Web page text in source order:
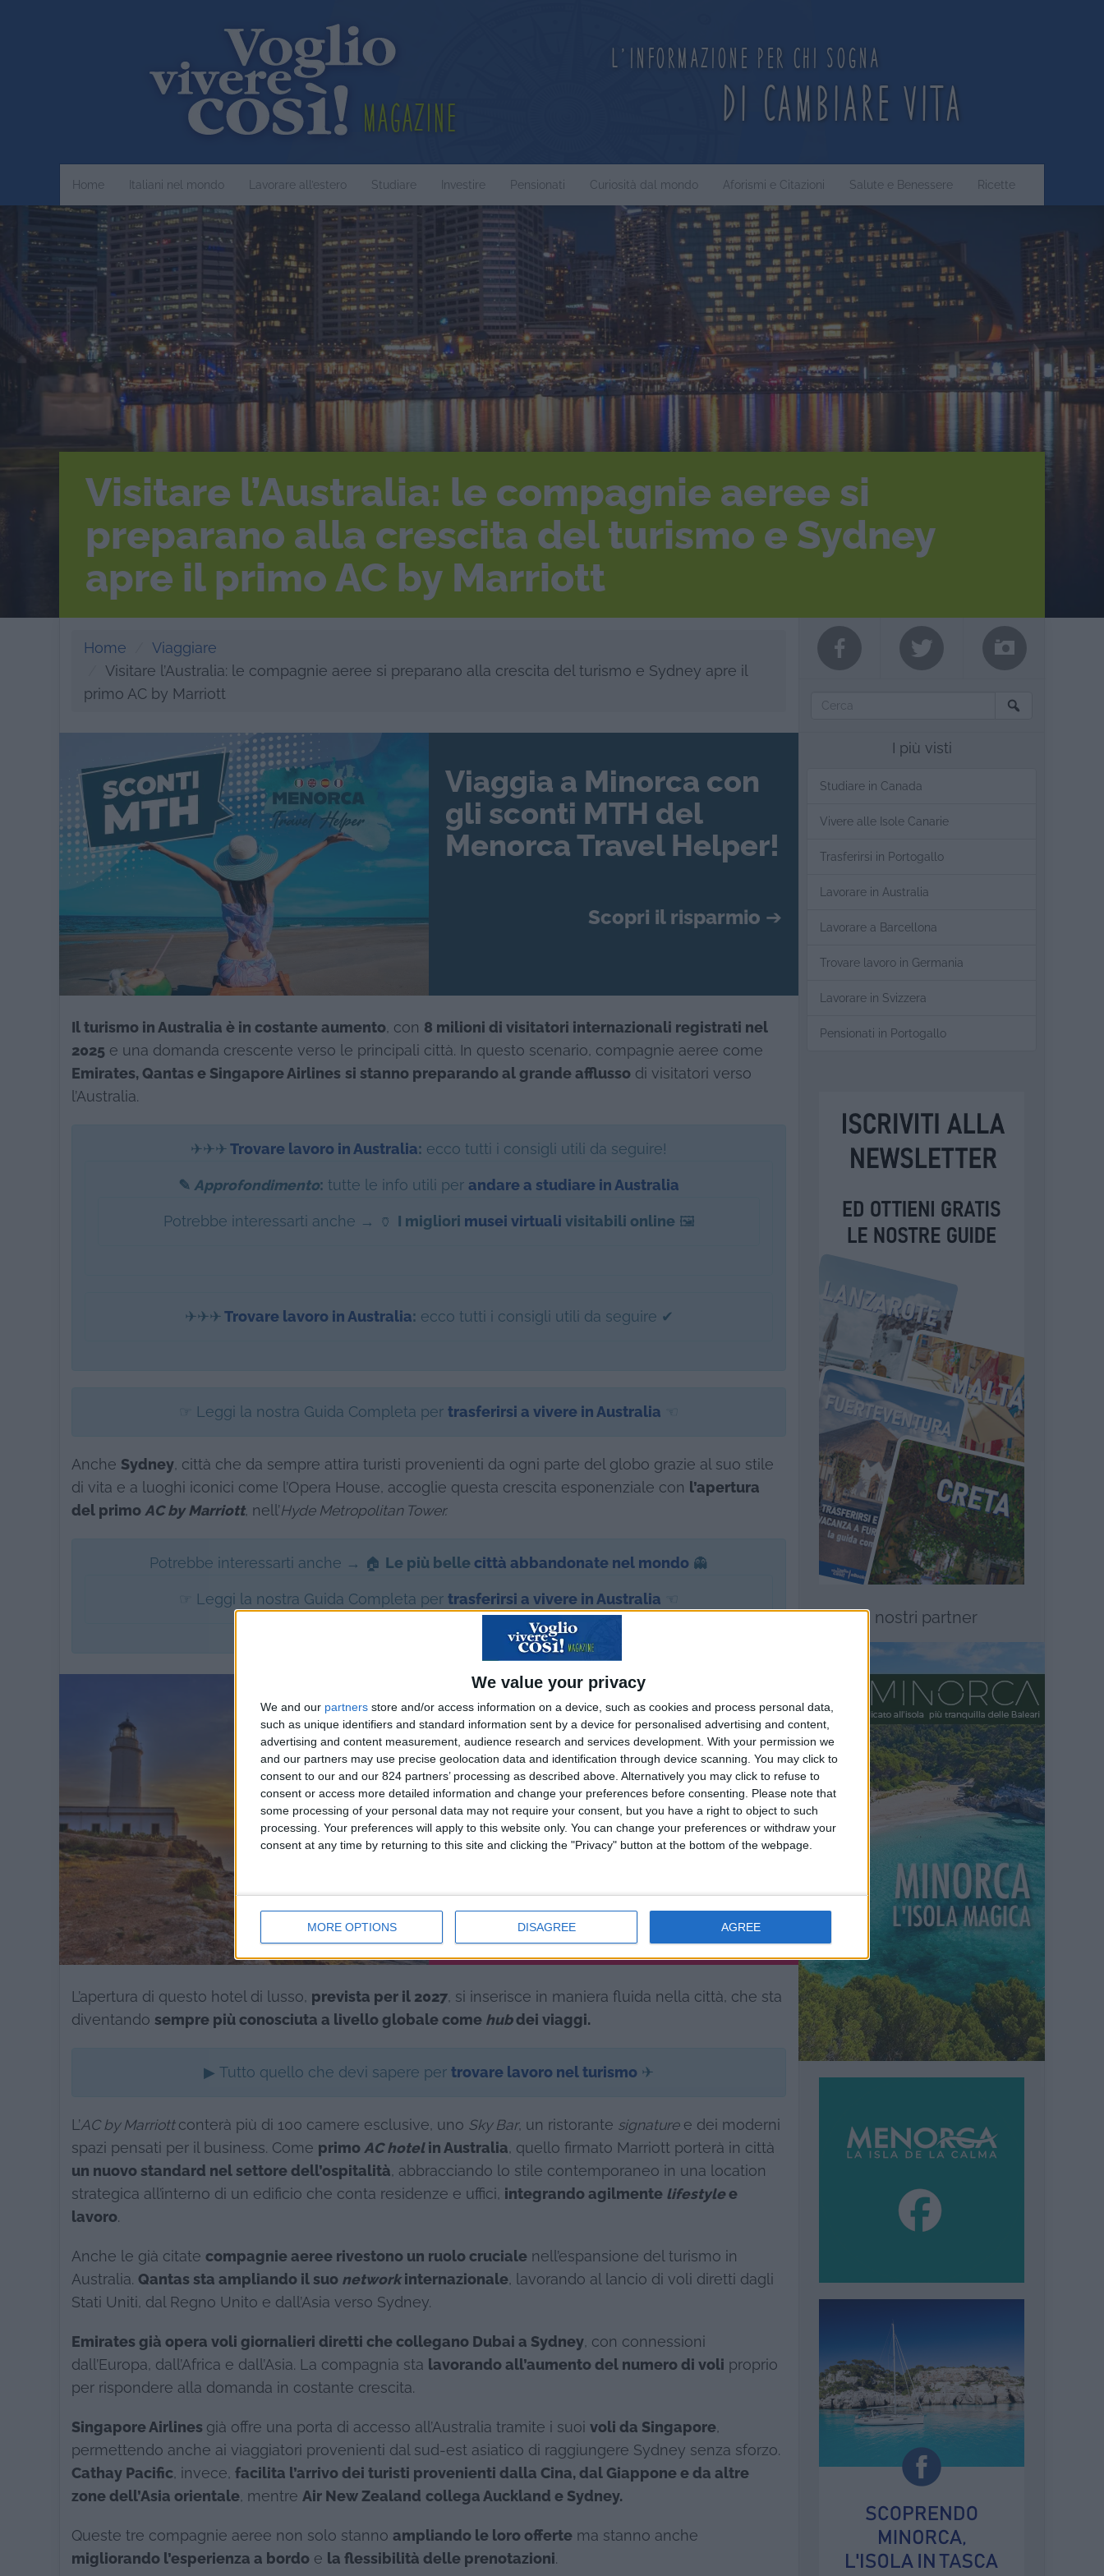
We value your privacy
We and our partners store and/or access information on a device, such as cookies and process personal data,
such as unique identifiers and standard information sent by a device for personalised advertising and content,
advertising and content measurement, audience research and services development. With your permission we
and our partners may use precise geolocation data and identification through device scanning. You may click to
consent to our and our 824 partners’ processing as described above. Alternatively you may click to refuse to
consent or access more detailed information and change your preferences before consenting. Please note that
some processing of your personal data may not require your consent, but you have a right to object to such
processing. Your preferences will apply to this website only. You can change your preferences or withdraw your
consent at any time by returning to this site and clicking the "Privacy" button at the bottom of the webpage.
MORE OPTIONS DISAGREE AGREE
Magazine
L'informazione per chi sogna
di cambiare vita
Home Italiani nel mondo Lavorare all’estero Studiare Investire Pensionati Curiosità dal mondo Aforismi e Citazioni Salute e Benessere Ricette
Visitare l’Australia: le compagnie aeree si
preparano alla crescita del turismo e Sydney
apre il primo AC by Marriott
Home
Viaggiare
Visitare l’Australia: le compagnie aeree si preparano alla crescita del turismo e Sydney apre il
primo AC by Marriott
Viaggia a Minorca con
gli sconti MTH del
Menorca Travel Helper!
Scopri il risparmio ➔
Il turismo in Australia è in costante aumento, con 8 milioni di visitatori internazionali registrati nel
2025 e una domanda crescente verso le principali città. In questo scenario, compagnie aeree come
Emirates, Qantas e Singapore Airlines si stanno preparando al grande afflusso di visitatori verso
l’Australia.
✈✈✈ Trovare lavoro in Australia: ecco tutti i consigli utili da seguire!
✎ Approfondimento: tutte le info utili per andare a studiare in Australia
Potrebbe interessarti anche → 🏺 I migliori musei virtuali visitabili online 🖼️
✈✈✈ Trovare lavoro in Australia: ecco tutti i consigli utili da seguire ✔
☞ Leggi la nostra Guida Completa per trasferirsi a vivere in Australia
Anche Sydney, città che da sempre attira turisti provenienti da ogni parte del globo grazie al suo stile
di vita e a luoghi iconici come l’Opera House, accoglie questa crescita esponenziale con l’apertura
del primo AC by Marriott, nell’Hyde Metropolitan Tower.
Potrebbe interessarti anche → 🏠 Le più belle città abbandonate nel mondo 👻
☞ Leggi la nostra Guida Completa per trasferirsi a vivere in Australia ☜
Le migliori escursioni
in italiano in tutto il
mondo
L’apertura di questo hotel di lusso, prevista per il 2027, si inserisce in maniera fluida nella città, che sta
diventando sempre più conosciuta a livello globale come hubdei viaggi.
▶ Tutto quello che devi sapere per trovare lavoro nel turismo ✈
L’AC by Marriott conterà più di 100 camere esclusive, uno Sky Bar, un ristorante signaturee dei moderni
spazi pensati per il business. Come primo AC hotelin Australia, quello firmato Marriott porterà in città
un nuovo standard nel settore dell’ospitalità, abbracciando lo stile contemporaneo in una location
strategica all’interno di un edificio che conta residenze e uffici, integrando agilmente lifestylee
lavoro.
Anche le già citate compagnie aeree rivestono un ruolo cruciale nell’espansione del turismo in
Australia. Qantas sta ampliando il suo networkinternazionale, lavorando al lancio di voli diretti dagli
Stati Uniti, dal Regno Unito e dall’Asia verso Sydney.
Emirates già opera voli giornalieri diretti che collegano Dubai a Sydney, con connessioni
dall’Europa, dall’Africa e dall’Asia. La compagnia sta lavorando all’aumento del numero di voli proprio
per rispondere alla domanda in costante crescita.
Singapore Airlines già offre una porta di accesso all’Australia tramite i suoi voli da Singapore,
permettendo anche ai viaggiatori provenienti dal sud-est asiatico di raggiungere Sydney senza sforzo.
Cathay Pacific, invece, facilita l’arrivo dei turisti provenienti dalla Cina, dal Giappone e da altre
zone dell’Asia orientale, mentre Air New Zealand collega Auckland e Sydney.
Queste tre compagnie aeree non solo stanno ampliando le loro offerte ma stanno anche
migliorando l’esperienza a bordo e la flessibilità delle prenotazioni.
I più visti
Studiare in Canada
Vivere alle Isole Canarie
Trasferirsi in Portogallo
Lavorare in Australia
Lavorare a Barcellona
Trovare lavoro in Germania
Lavorare in Svizzera
Pensionati in Portogallo
I nostri partner